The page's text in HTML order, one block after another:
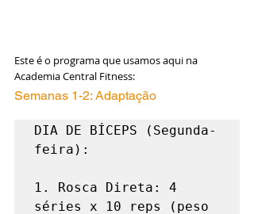
Este é o programa que usamos aqui na
Academia Central Fitness:
Semanas 1-2: Adaptação
DIA DE BÍCEPS (Segunda-
feira):
1. Rosca Direta: 4
séries x 10 reps (peso